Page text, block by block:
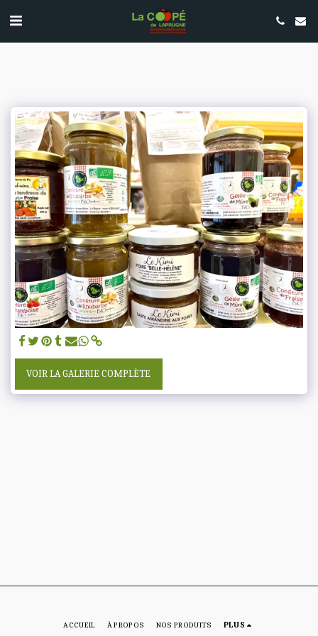
VOIR LA GALERIE COMPLÈTE
ACCUEIL À PROPOS NOS PRODUITS PLUS